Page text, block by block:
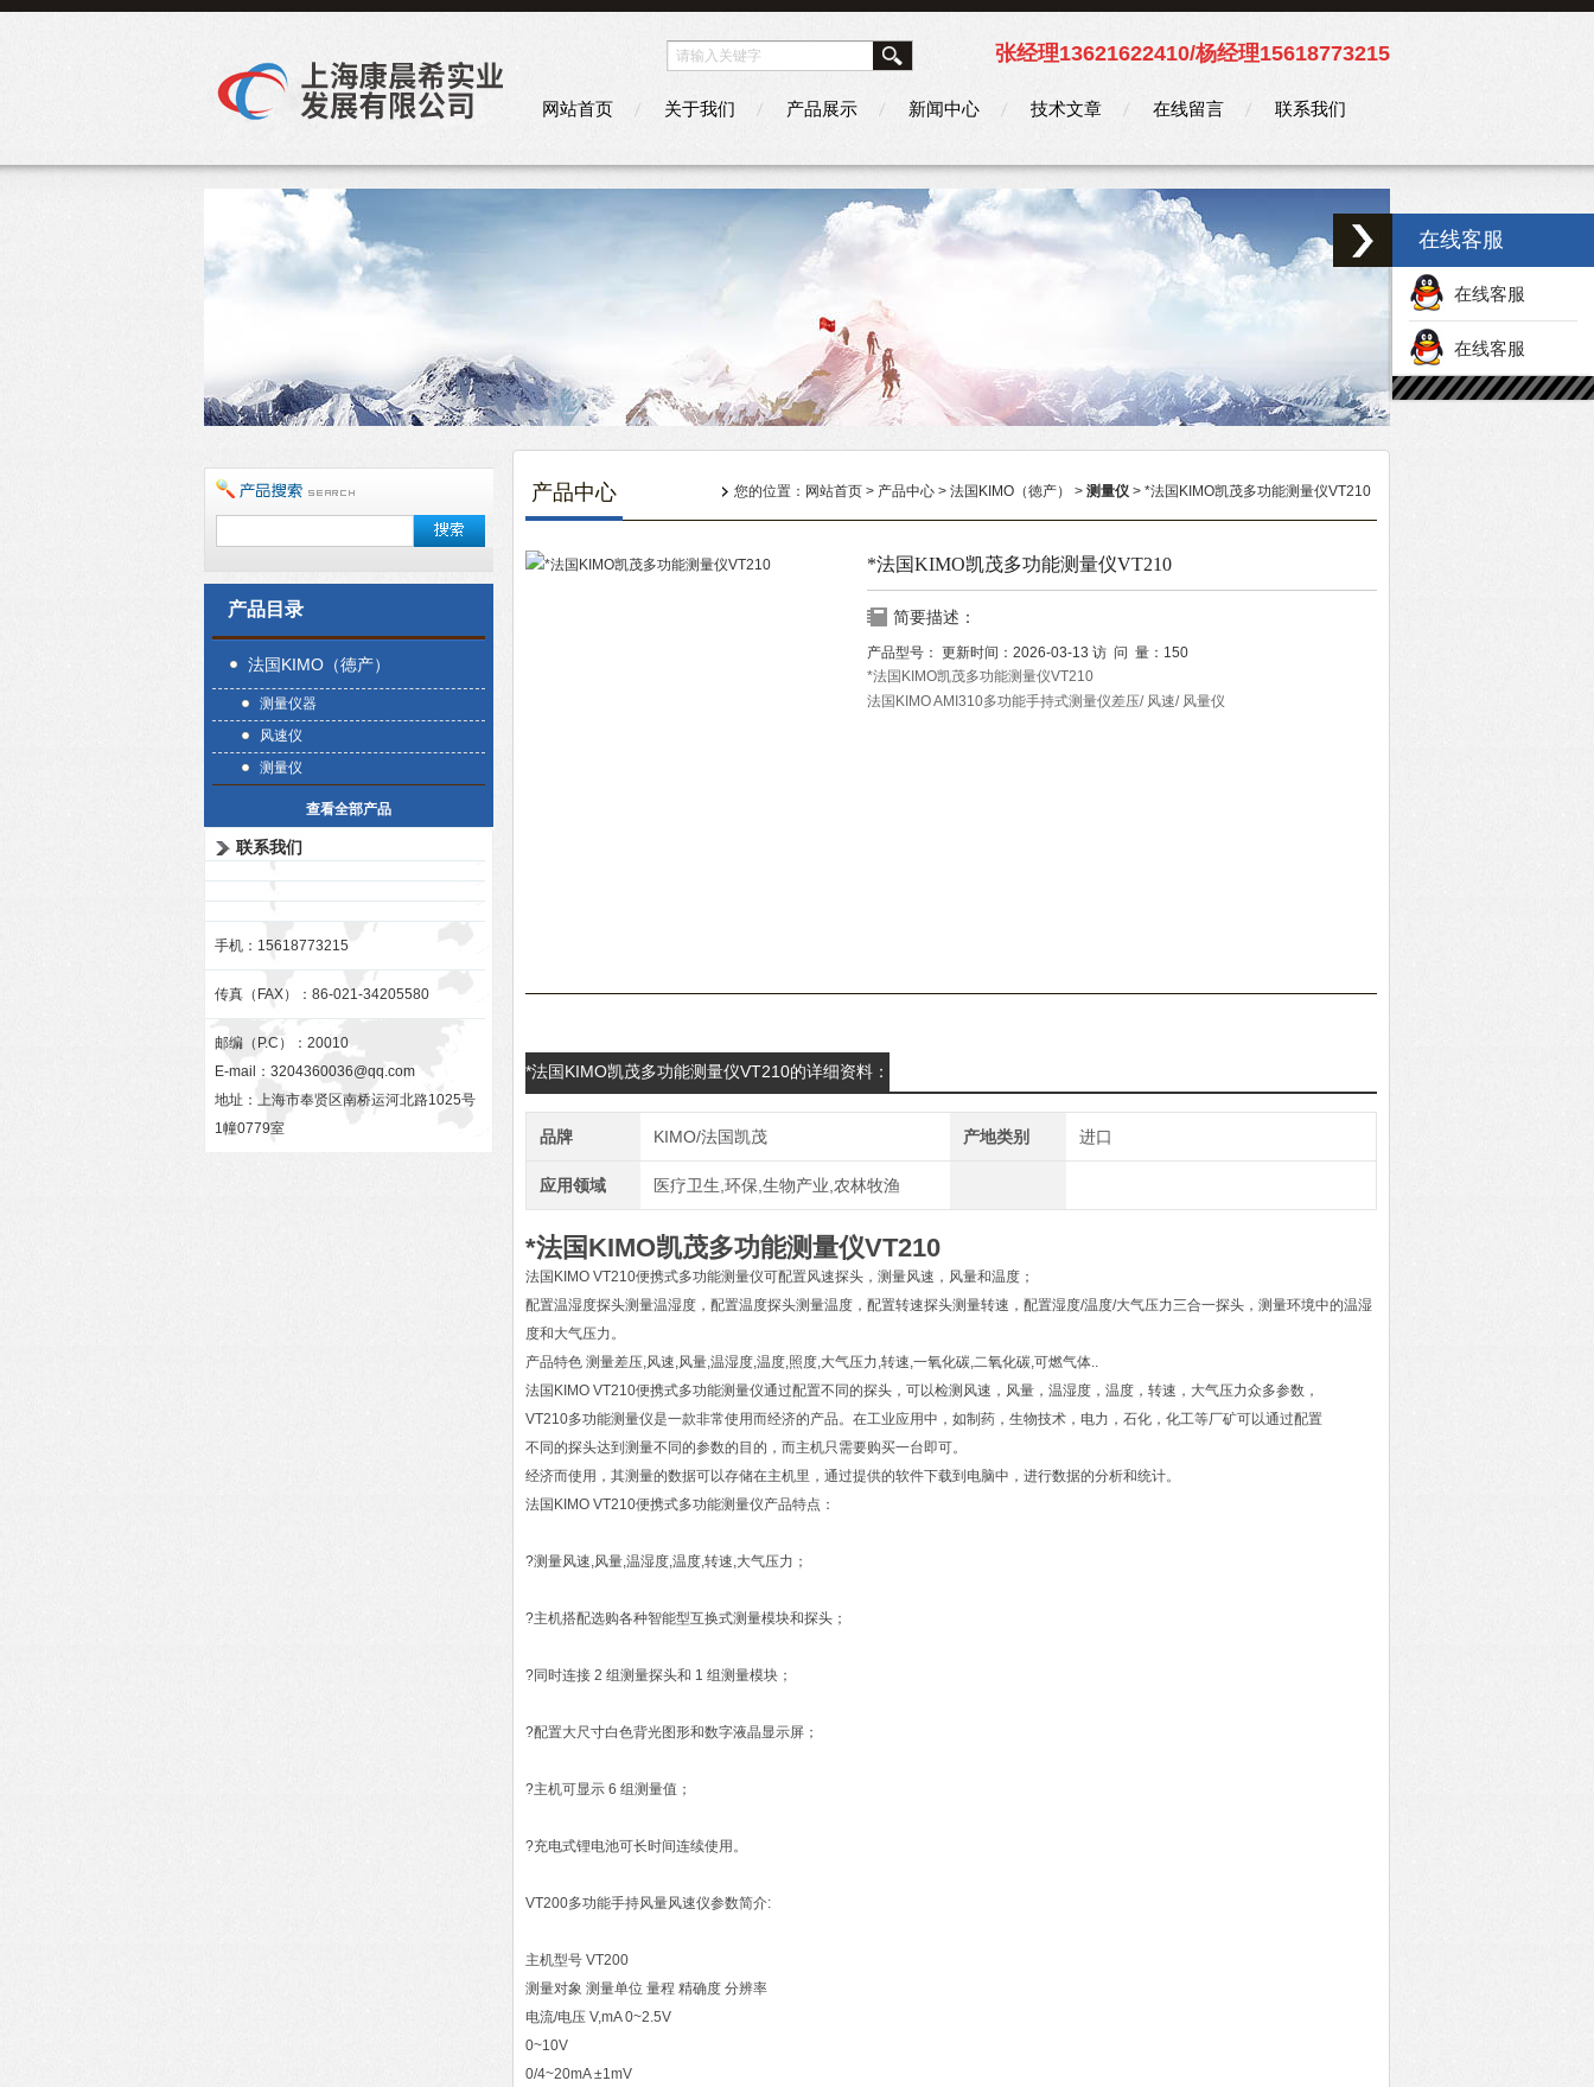
张经理13621622410/杨经理15618773215
网站首页 关于我们 产品展示 新闻中心 技术文章 在线留言 联系我们
产品目录
法国KIMO（徳产）
测量仪器
风速仪
测量仪
查看全部产品
联系我们
手机：15618773215
传真（FAX）：86-021-34205580
邮编（P.C）：20010
E-mail： 3204360036@qq.com
地址：上海市奉贤区南桥运河北路1025号
1幢0779室
产品中心 您的位置： 网站首页 > 产品中心 > 法国KIMO（徳产） > 测量仪 > *法国KIMO凯茂多功能测量仪VT210
*法国KIMO凯茂多功能测量仪VT210
简要描述：
产品型号： 更新时间： 2026-03-13 访 问 量： 150
*法国KIMO凯茂多功能测量仪VT210
法国KIMO AMI310多功能手持式测量仪差压/ 风速/ 风量仪
*法国KIMO凯茂多功能测量仪VT210的详细资料：
品牌 KIMO/法国凯茂 产地类别 进口
应用领域 医疗卫生,环保,生物产业,农林牧渔
*法国KIMO凯茂多功能测量仪VT210
法国KIMO VT210便携式多功能测量仪可配置风速探头，测量风速，风量和温度；
配置温湿度探头测量温湿度，配置温度探头测量温度，配置转速探头测量转速，配置湿度/温度/大气压力三合一探头，测量环境中的温湿
度和大气压力。
产品特色 测量差压,风速,风量,温湿度,温度,照度,大气压力,转速,一氧化碳,二氧化碳,可燃气体..
法国KIMO VT210便携式多功能测量仪通过配置不同的探头，可以检测风速，风量，温湿度，温度，转速，大气压力众多参数，
VT210多功能测量仪是一款非常使用而经济的产品。在工业应用中，如制药，生物技术，电力，石化，化工等厂矿可以通过配置
不同的探头达到测量不同的参数的目的，而主机只需要购买一台即可。
经济而使用，其测量的数据可以存储在主机里，通过提供的软件下载到电脑中，进行数据的分析和统计。
法国KIMO VT210便携式多功能测量仪产品特点：
?测量风速,风量,温湿度,温度,转速,大气压力；
?主机搭配选购各种智能型互换式测量模块和探头；
?同时连接 2 组测量探头和 1 组测量模块；
?配置大尺寸白色背光图形和数字液晶显示屏；
?主机可显示 6 组测量值；
?充电式锂电池可长时间连续使用。
VT200多功能手持风量风速仪参数简介:
主机型号 VT200
测量对象 测量单位 量程 精确度 分辨率
电流/电压 V,mA 0~2.5V
0~10V
0/4~20mA ±1mV
在线客服
在线客服
在线客服